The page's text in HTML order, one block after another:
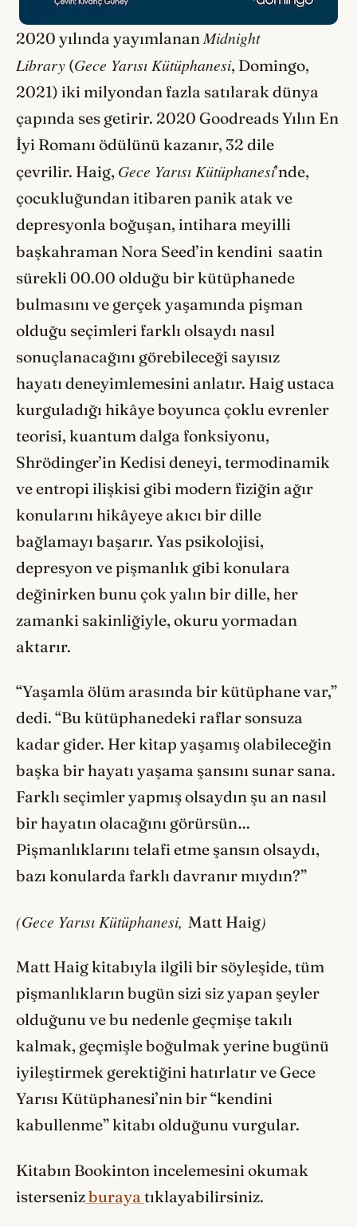
2020 yılında yayımlanan Midnight
Library (Gece Yarısı Kütüphanesi, Domingo,
2021) iki milyondan fazla satılarak dünya
çapında ses getirir. 2020 Goodreads Yılın En
İyi Romanı ödülünü kazanır, 32 dile
çevrilir. Haig, Gece Yarısı Kütüphanesi’nde,
çocukluğundan itibaren panik atak ve
depresyonla boğuşan, intihara meyilli
başkahraman Nora Seed’in kendini saatin
sürekli 00.00 olduğu bir kütüphanede
bulmasını ve gerçek yaşamında pişman
olduğu seçimleri farklı olsaydı nasıl
sonuçlanacağını görebileceği sayısız
hayatı deneyimlemesini anlatır. Haig ustaca
kurguladığı hikâye boyunca çoklu evrenler
teorisi, kuantum dalga fonksiyonu,
Shrödinger’in Kedisi deneyi, termodinamik
ve entropi ilişkisi gibi modern fiziğin ağır
konularını hikâyeye akıcı bir dille
bağlamayı başarır. Yas psikolojisi,
depresyon ve pişmanlık gibi konulara
değinirken bunu çok yalın bir dille, her
zamanki sakinliğiyle, okuru yormadan
aktarır.
“Yaşamla ölüm arasında bir kütüphane var,”
dedi. “Bu kütüphanedeki raflar sonsuza
kadar gider. Her kitap yaşamış olabileceğin
başka bir hayatı yaşama şansını sunar sana.
Farklı seçimler yapmış olsaydın şu an nasıl
bir hayatın olacağını görürsün…
Pişmanlıklarını telafi etme şansın olsaydı,
bazı konularda farklı davranır mıydın?”
(Gece Yarısı Kütüphanesi, Matt Haig)
Matt Haig kitabıyla ilgili bir söyleşide, tüm
pişmanlıkların bugün sizi siz yapan şeyler
olduğunu ve bu nedenle geçmişe takılı
kalmak, geçmişle boğulmak yerine bugünü
iyileştirmek gerektiğini hatırlatır ve Gece
Yarısı Kütüphanesi’nin bir “kendini
kabullenme” kitabı olduğunu vurgular.
Kitabın Bookinton incelemesini okumak
istersenizburaya tıklayabilirsiniz.